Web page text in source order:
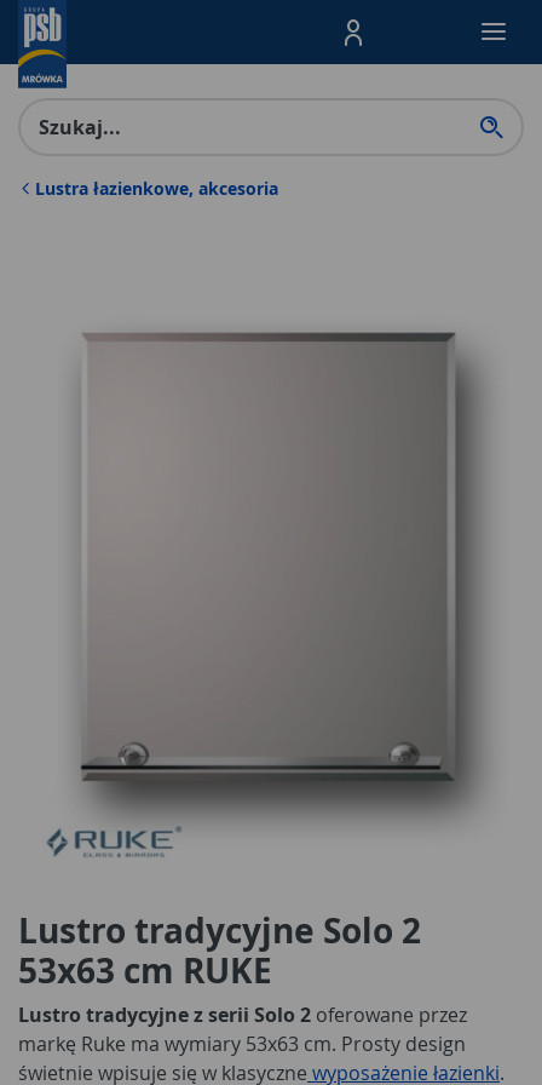
Menu Produktów,
Lustra łazienkowe, akcesoria
Lustro tradycyjne Solo 2
53x63 cm RUKE
Lustro tradycyjne z serii Solo 2 oferowane przez
markę Ruke ma wymiary 53x63 cm. Prosty design
świetnie wpisuje się w klasyczne wyposażenie łazienki.